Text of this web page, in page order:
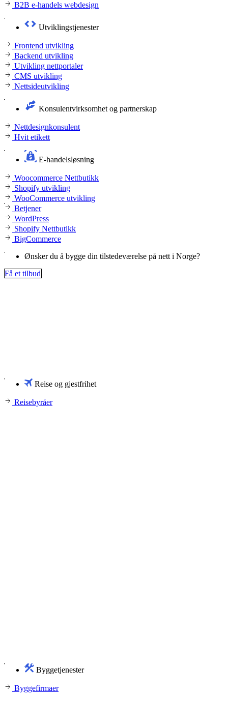
B2B e-handels webdesign
Utviklingstjenester
Frontend utvikling
Backend utvikling
Utvikling nettportaler
CMS utvikling
Nettsideutvikling
Konsulentvirksomhet og partnerskap
Nettdesignkonsulent
Hvit etikett
E-handelsløsning
Woocommerce Nettbutikk
Shopify utvikling
WooCommerce utvikling
Betjener
WordPress
Shopify Nettbutikk
BigCommerce
Ønsker du å bygge din tilstedeværelse på nett i Norge?
Få et tilbud
Reise og gjestfrihet
Reisebyråer
Byggetjenester
Byggefirmaer